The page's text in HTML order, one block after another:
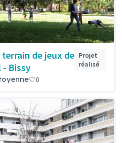
de jeux de
- Bissy
Projet
réalisé
0